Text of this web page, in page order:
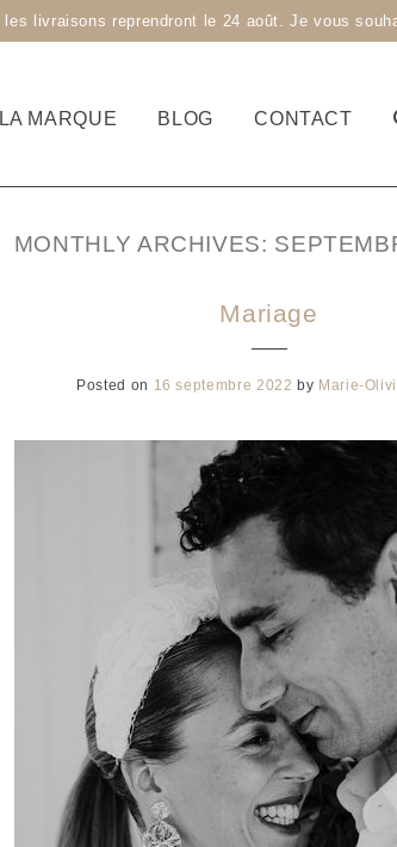
livraisons reprendront le 24 août. Je vous
LA MARQUE BLOG CONTACT
MONTHLY ARCHIVES:
Mariage
Posted on 16 septembre 2022 by Marie-